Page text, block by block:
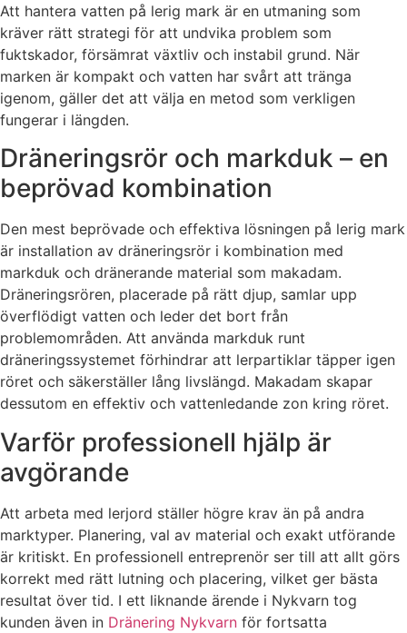
Att hantera vatten på lerig mark är en utmaning som
kräver rätt strategi för att undvika problem som
fuktskador, försämrat växtliv och instabil grund. När
marken är kompakt och vatten har svårt att tränga
igenom, gäller det att välja en metod som verkligen
fungerar i längden.
Dräneringsrör och markduk – en
beprövad kombination
Den mest beprövade och effektiva lösningen på lerig mark
är installation av dräneringsrör i kombination med
markduk och dränerande material som makadam.
Dräneringsrören, placerade på rätt djup, samlar upp
överflödigt vatten och leder det bort från
problemområden. Att använda markduk runt
dräneringssystemet förhindrar att lerpartiklar täpper igen
röret och säkerställer lång livslängd. Makadam skapar
dessutom en effektiv och vattenledande zon kring röret.
Varför professionell hjälp är
avgörande
Att arbeta med lerjord ställer högre krav än på andra
marktyper. Planering, val av material och exakt utförande
är kritiskt. En professionell entreprenör ser till att allt görs
korrekt med rätt lutning och placering, vilket ger bästa
resultat över tid. I ett liknande ärende i Nykvarn tog
kunden även in Dränering Nykvarn för fortsatta